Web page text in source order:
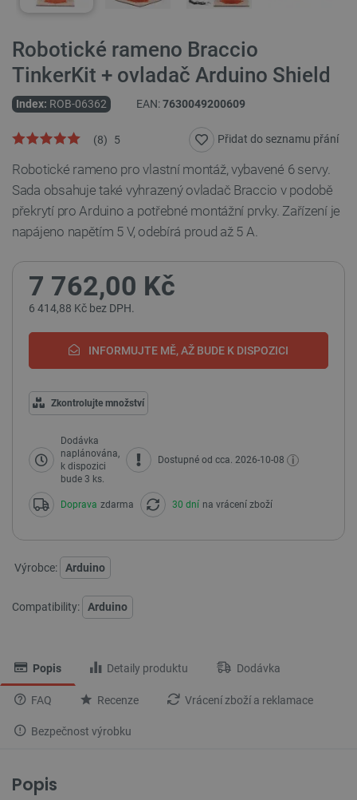
Robotické rameno Braccio
TinkerKit + ovladač Arduino Shield
Index: ROB-06362 EAN:7630049200609
5
(8) Přidat do seznamu přání
Robotické rameno pro vlastní montáž, vybavené 6 servy.
Sada obsahuje také vyhrazený ovladač Braccio v podobě
překrytí pro Arduino a potřebné montážní prvky. Zařízení je
napájeno napětím 5 V, odebírá proud až 5 A.
7 762,00 Kč
6 414,88 Kč bez DPH.
INFORMUJTE MĚ, AŽ BUDE K DISPOZICI
Zkontrolujte množství
Dodávka
naplánována,
k dispozici
bude 3 ks.
Dostupné od cca. 2026-10-08 i
Doprava zdarma 30 dní na vrácení zboží
Výrobce: Arduino
Compatibility: Arduino
Popis Detaily produktu Dodávka
FAQ Recenze Vrácení zboží a reklamace
Bezpečnost výrobku
Popis